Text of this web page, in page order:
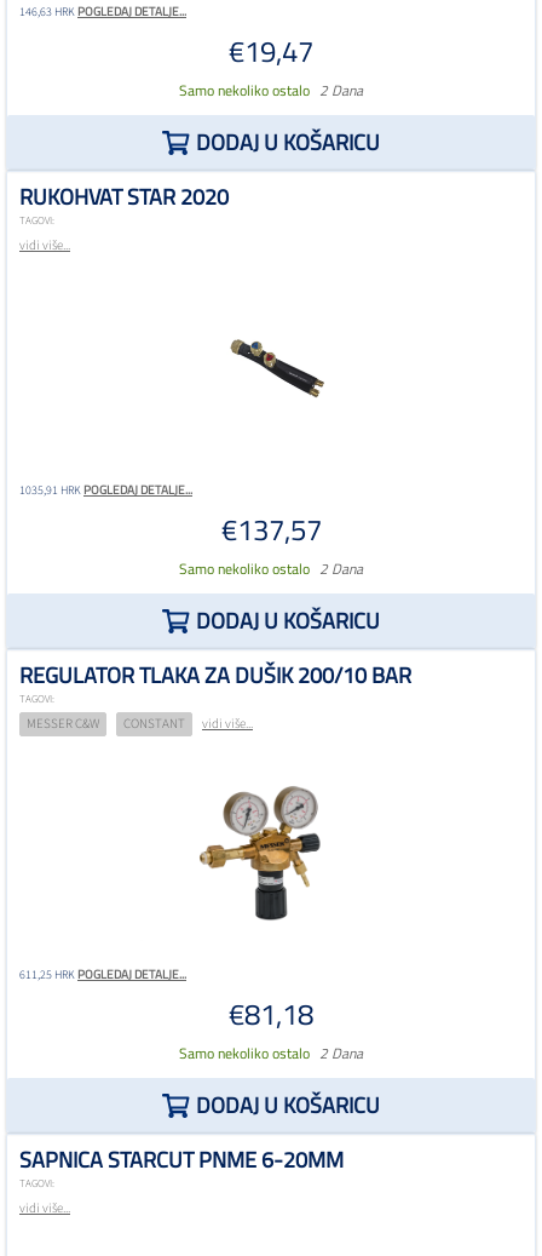
146,63 HRKPOGLEDAJ DETALJE...
€19,47
Samo nekoliko ostalo 2 Dana
DODAJ U KOŠARICU
RUKOHVAT STAR 2020
TAGOVI:
vidi više...
1035,91 HRKPOGLEDAJ DETALJE...
€137,57
Samo nekoliko ostalo 2 Dana
DODAJ U KOŠARICU
REGULATOR TLAKA ZA DUŠIK 200/10 BAR
TAGOVI:
MESSER C&W CONSTANT vidi više...
611,25 HRKPOGLEDAJ DETALJE...
€81,18
Samo nekoliko ostalo 2 Dana
DODAJ U KOŠARICU
SAPNICA STARCUT PNME 6-20MM
TAGOVI:
vidi više...